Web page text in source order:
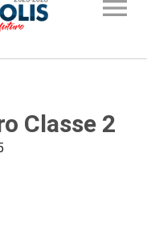
menu
Classe 2